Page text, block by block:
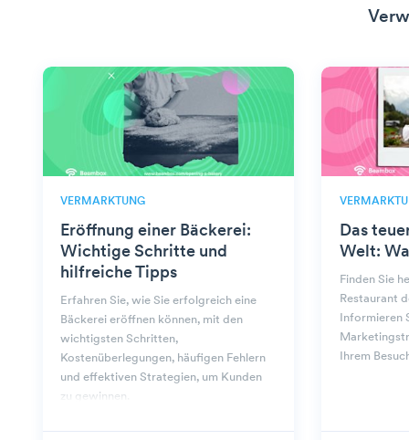
VERMARKTUNG
Eröffnung einer Bäckerei:
Wichtige Schritte und
hilfreiche Tipps
Erfahren Sie, wie Sie erfolgreich eine
Bäckerei eröffnen können, mit den
wichtigsten Schritten,
Kostenüberlegungen, häufigen Fehlern
und effektiven Strategien, um Kunden
zu gewinnen.
Das
Welt:
Finden Sie
Restaurant
Informieren
Ihrem